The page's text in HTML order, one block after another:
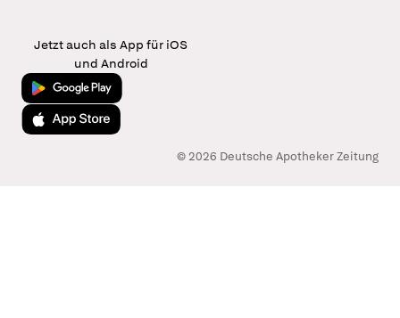
Jetzt auch als App für iOS
und Android
Jetzt bei Google Play
Laden im App Store
© 2026 Deutsche Apotheker Zeitung